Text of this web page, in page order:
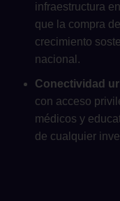
infraestructura
que la compra
crecimiento
nacional.
Conectividad
con acceso
médicos y
de cualquier